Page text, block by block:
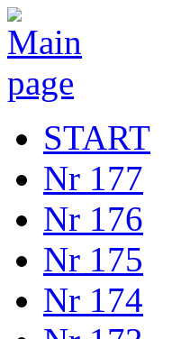
START
Nr 177
Nr 176
Nr 175
Nr 174